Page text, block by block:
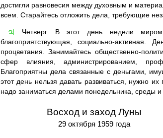
достигли равновесия между духовным и
всем. Старайтесь отложить дела, требующие
♃
Четверг. В этот день недели миром
благоприятствующая, социально-активная.
процветания. Занимайтесь общественно-
сфер влияния, администрированием,
Благоприятны дела связанные с деньгами,
этот день нельзя давать развиваться, нужно
надо заниматься делами понедельника, среды и
Восход и заход Луны
29 октября 1959 года